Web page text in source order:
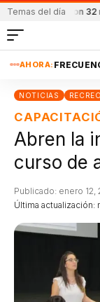
Temas del día
reportaron 32
AHORA:
NOTICIAS RECREO
Abren la
curso de
Última actualización:
Publicado: enero 12,